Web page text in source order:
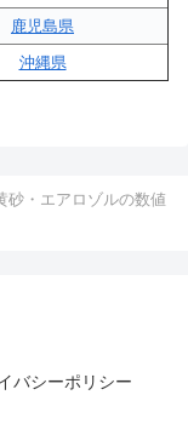
鹿児島県
沖縄県
砂・エアロゾルの数値
バシーポリシー